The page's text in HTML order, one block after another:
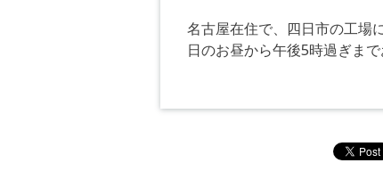
名古屋在住で、四日市の工場
日のお昼から午後5時過ぎま